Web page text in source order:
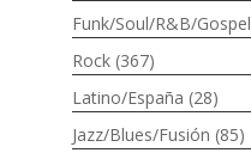
Funk/Soul/R&B/Gospel
Rock (367)
Latino/España (28)
Jazz/Blues/Fusión (85)